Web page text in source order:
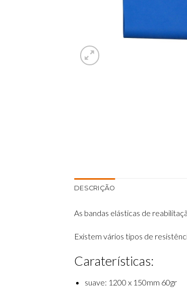
DESCRIÇÃO
As bandas elásticas de
Existem vários tipos de
Caraterísticas:
suave: 1200 x 150mm 60gr